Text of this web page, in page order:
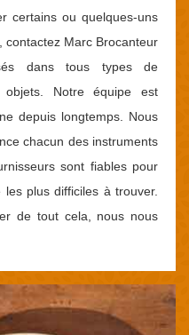
certains ou quelques-uns
contactez Marc Brocanteur
dans tous types de
Notre équipe est
depuis longtemps. Nous
chacun des instruments
sont fiables pour
plus difficiles à trouver.
de tout cela, nous nous